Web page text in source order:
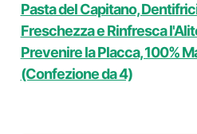
Pasta del Capitano,
Freschezza e Rinfresca
Prevenire la Placca, 100%
(Confezione da 4)